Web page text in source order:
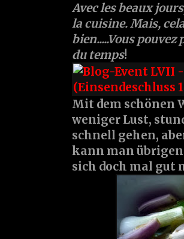
Avec les beaux
la cuisine. Mais,
bien.....Vous
du temps!
Mit dem schönen
weniger Lust,
schnell gehen,
kann man
sich doch mal gut